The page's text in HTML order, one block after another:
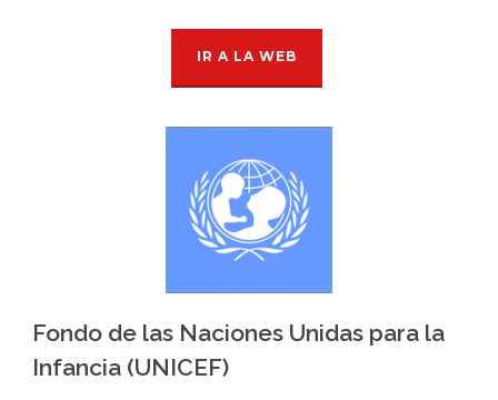
IR A LA WEB
Fondo de las Naciones Unidas para la
Infancia (UNICEF)